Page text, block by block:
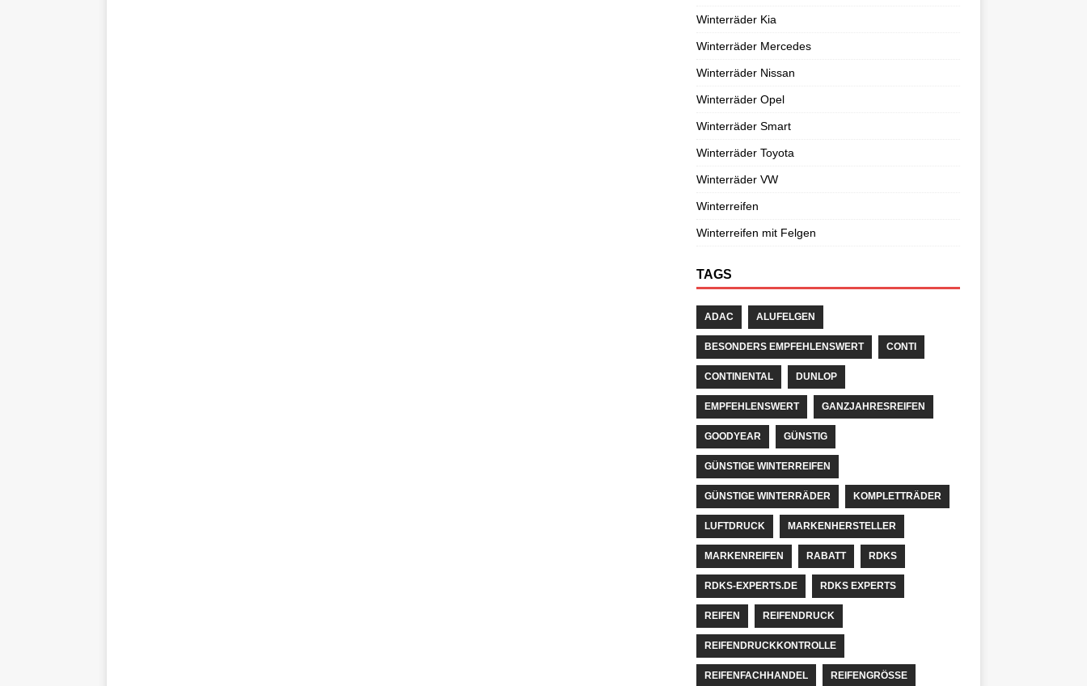
Winterräder Kia
Winterräder Mercedes
Winterräder Nissan
Winterräder Opel
Winterräder Smart
Winterräder Toyota
Winterräder VW
Winterreifen
Winterreifen mit Felgen
TAGS
ADAC ALUFELGEN
BESONDERS EMPFEHLENSWERT CONTI
CONTINENTAL DUNLOP
EMPFEHLENSWERT GANZJAHRESREIFEN
GOODYEAR GÜNSTIG
GÜNSTIGE WINTERREIFEN
GÜNSTIGE WINTERRÄDER KOMPLETTRÄDER
LUFTDRUCK MARKENHERSTELLER
MARKENREIFEN RABATT RDKS
RDKS-EXPERTS.DE RDKS EXPERTS
REIFEN REIFENDRUCK
REIFENDRUCKKONTROLLE
REIFENFACHHANDEL REIFENGRÖSSE